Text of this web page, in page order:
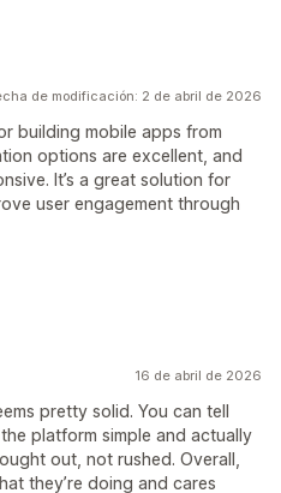
de modificación: 2 de abril de 2026
building mobile apps from
options are excellent, and
It’s a great solution for
user engagement through
16 de abril de 2026
pretty solid. You can tell
platform simple and actually
out, not rushed. Overall,
they’re doing and cares